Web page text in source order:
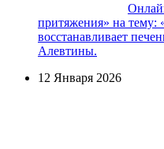
притяжения» на тему:
восстанавливает
Алевтины.
12 Января 2026